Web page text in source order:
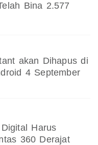
Bina 2.577
akan Dihapus di
4 September
Harus
360 Derajat